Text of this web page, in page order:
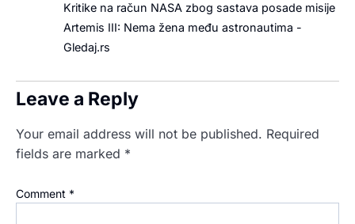
Kritike na račun NASA zbog sastava posade misije
Artemis III: Nema žena među astronautima -
Gledaj.rs
Leave a Reply
Your email address will not be published. Required
fields are marked *
Comment *